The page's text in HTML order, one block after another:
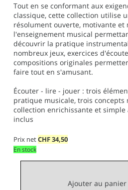
Tout en se conformant aux
classique, cette collection utilise
résolument ouverte, motivante et
l'enseignement musical
découvrir la pratique
nombreux jeux, exercices
compositions originales
faire tout en s'amusant.
Écouter - lire - jouer : trois
pratique musicale, trois concepts
collection enrichissante et simple
inclus
Prix netCHF34,50
En stock
Ajouter au panier